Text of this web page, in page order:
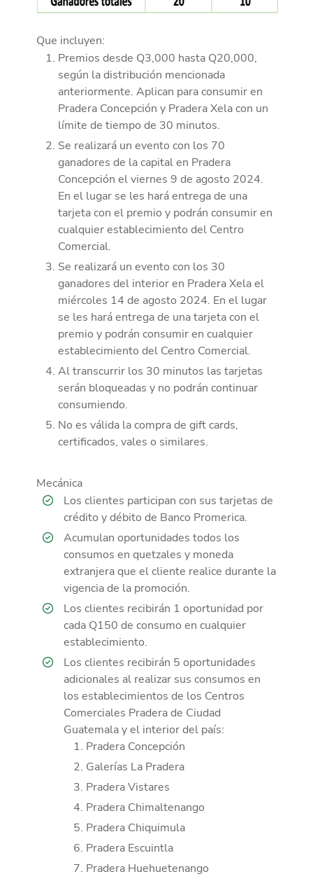
Que incluyen:
Premios desde Q3,000 hasta Q20,000,
según la distribución mencionada
anteriormente. Aplican para consumir en
Pradera Concepción y Pradera Xela con un
límite de tiempo de 30 minutos.
Se realizará un evento con los 70
ganadores de la capital en Pradera
Concepción el viernes 9 de agosto 2024.
En el lugar se les hará entrega de una
tarjeta con el premio y podrán consumir en
cualquier establecimiento del Centro
Comercial.
Se realizará un evento con los 30
ganadores del interior en Pradera Xela el
miércoles 14 de agosto 2024. En el lugar
se les hará entrega de una tarjeta con el
premio y podrán consumir en cualquier
establecimiento del Centro Comercial.
Al transcurrir los 30 minutos las tarjetas
serán bloqueadas y no podrán continuar
consumiendo.
No es válida la compra de gift cards,
certificados, vales o similares.
Mecánica
Los clientes participan con sus tarjetas de
crédito y débito de Banco Promerica.
Acumulan oportunidades todos los
consumos en quetzales y moneda
extranjera que el cliente realice durante la
vigencia de la promoción.
Los clientes recibirán 1 oportunidad por
cada Q150 de consumo en cualquier
establecimiento.
Los clientes recibirán 5 oportunidades
adicionales al realizar sus consumos en
los establecimientos de los Centros
Comerciales Pradera de Ciudad
Guatemala y el interior del país:
Pradera Concepción
Galerías La Pradera
Pradera Vistares
Pradera Chimaltenango
Pradera Chiquimula
Pradera Escuintla
Pradera Huehuetenango